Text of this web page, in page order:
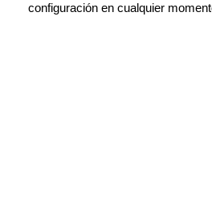
configuración en cualquier